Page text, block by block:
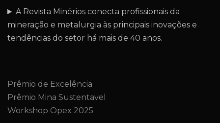
A Revista Minérios conecta profissionais da
mineração e metalurgia às principais inovações e
tendências do setor há mais de 40 anos.
Prêmio de Excelência
Prêmio Mina Sustentavel
Workshop Opex 2025